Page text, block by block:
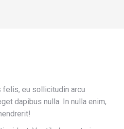
eu sollicitudin arcu
dapibus nulla. In nulla enim,